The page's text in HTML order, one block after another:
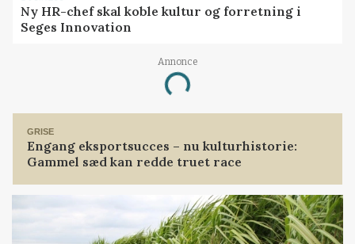
Ny HR-chef skal koble kultur og forretning i
Seges Innovation
Annonce
Loading...
GRISE
Engang eksportsucces – nu kulturhistorie:
Gammel sæd kan redde truet race